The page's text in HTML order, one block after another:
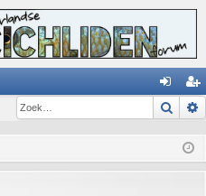
an
el
eg
re
Zoek